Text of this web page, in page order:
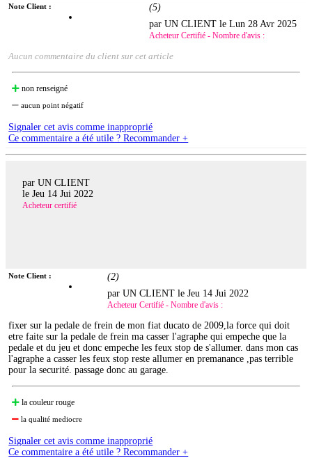
Note Client : (5)
par UN CLIENT leLun 28 Avr 2025
Acheteur Certifié - Nombre d'avis :
Aucun commentaire du client sur cet article
non renseigné
aucun point négatif
Signaler cet avis comme inapproprié
Ce commentaire a été utile ? Recommander +
par UN CLIENT
le Jeu 14 Jui 2022
Acheteur certifié
Note Client : (2)
par UN CLIENT leJeu 14 Jui 2022
Acheteur Certifié - Nombre d'avis :
fixer sur la pedale de frein de mon fiat ducato de 2009,la force qui doit
etre faite sur la pedale de frein ma casser l'agraphe qui empeche que la
pedale et du jeu et donc empeche les feux stop de s'allumer. dans mon cas
l'agraphe a casser les feux stop reste allumer en premanance ,pas terrible
pour la securité. passage donc au garage.
la couleur rouge
la qualité mediocre
Signaler cet avis comme inapproprié
Ce commentaire a été utile ? Recommander +